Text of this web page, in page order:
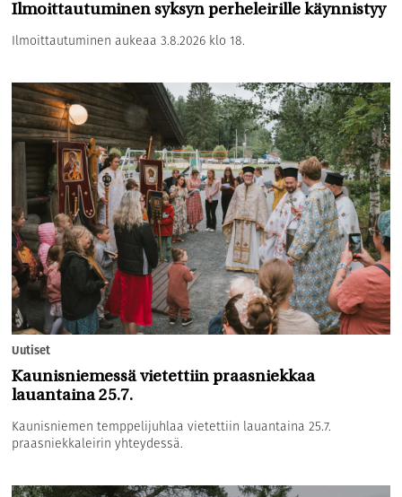
Ilmoittautuminen syksyn perheleirille käynnistyy
Ilmoittautuminen aukeaa 3.8.2026 klo 18.
Uutiset
Kaunisniemessä vietettiin praasniekkaa
lauantaina 25.7.
Kaunisniemen temppelijuhlaa vietettiin lauantaina 25.7.
praasniekkaleirin yhteydessä.